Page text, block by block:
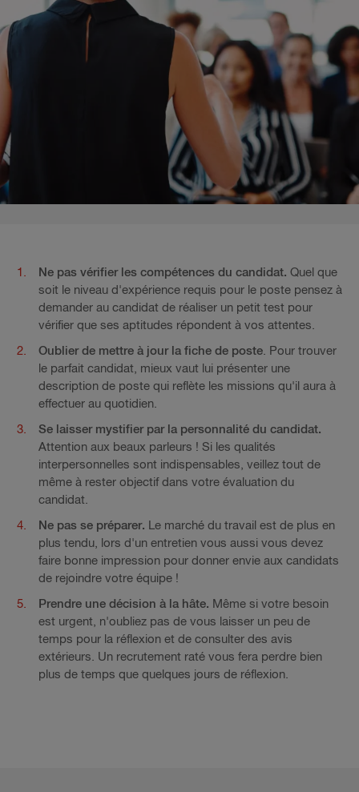
Ne pas vérifier les compétences du candidat. Quel que
soit le niveau d'expérience requis pour le poste pensez à
demander au candidat de réaliser un petit test pour
vérifier que ses aptitudes répondent à vos attentes.
Oublier de mettre à jour la fiche de poste. Pour trouver
le parfait candidat, mieux vaut lui présenter une
description de poste qui reflète les missions qu'il aura à
effectuer au quotidien.
Se laisser mystifier par la personnalité du candidat.
Attention aux beaux parleurs ! Si les qualités
interpersonnelles sont indispensables, veillez tout de
même à rester objectif dans votre évaluation du
candidat.
Ne pas se préparer. Le marché du travail est de plus en
plus tendu, lors d'un entretien vous aussi vous devez
faire bonne impression pour donner envie aux candidats
de rejoindre votre équipe !
Prendre une décision à la hâte. Même si votre besoin
est urgent, n'oubliez pas de vous laisser un peu de
temps pour la réflexion et de consulter des avis
extérieurs. Un recrutement raté vous fera perdre bien
plus de temps que quelques jours de réflexion.